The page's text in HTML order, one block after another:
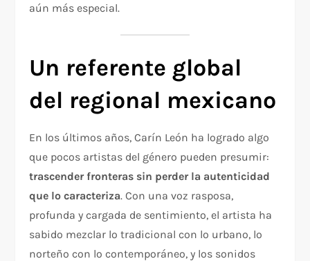
aún más especial.
Un referente global
del regional mexicano
En los últimos años, Carín León ha logrado algo
que pocos artistas del género pueden presumir:
trascender fronteras sin perder la autenticidad
que lo caracteriza. Con una voz rasposa,
profunda y cargada de sentimiento, el artista ha
sabido mezclar lo tradicional con lo urbano, lo
norteño con lo contemporáneo, y los sonidos